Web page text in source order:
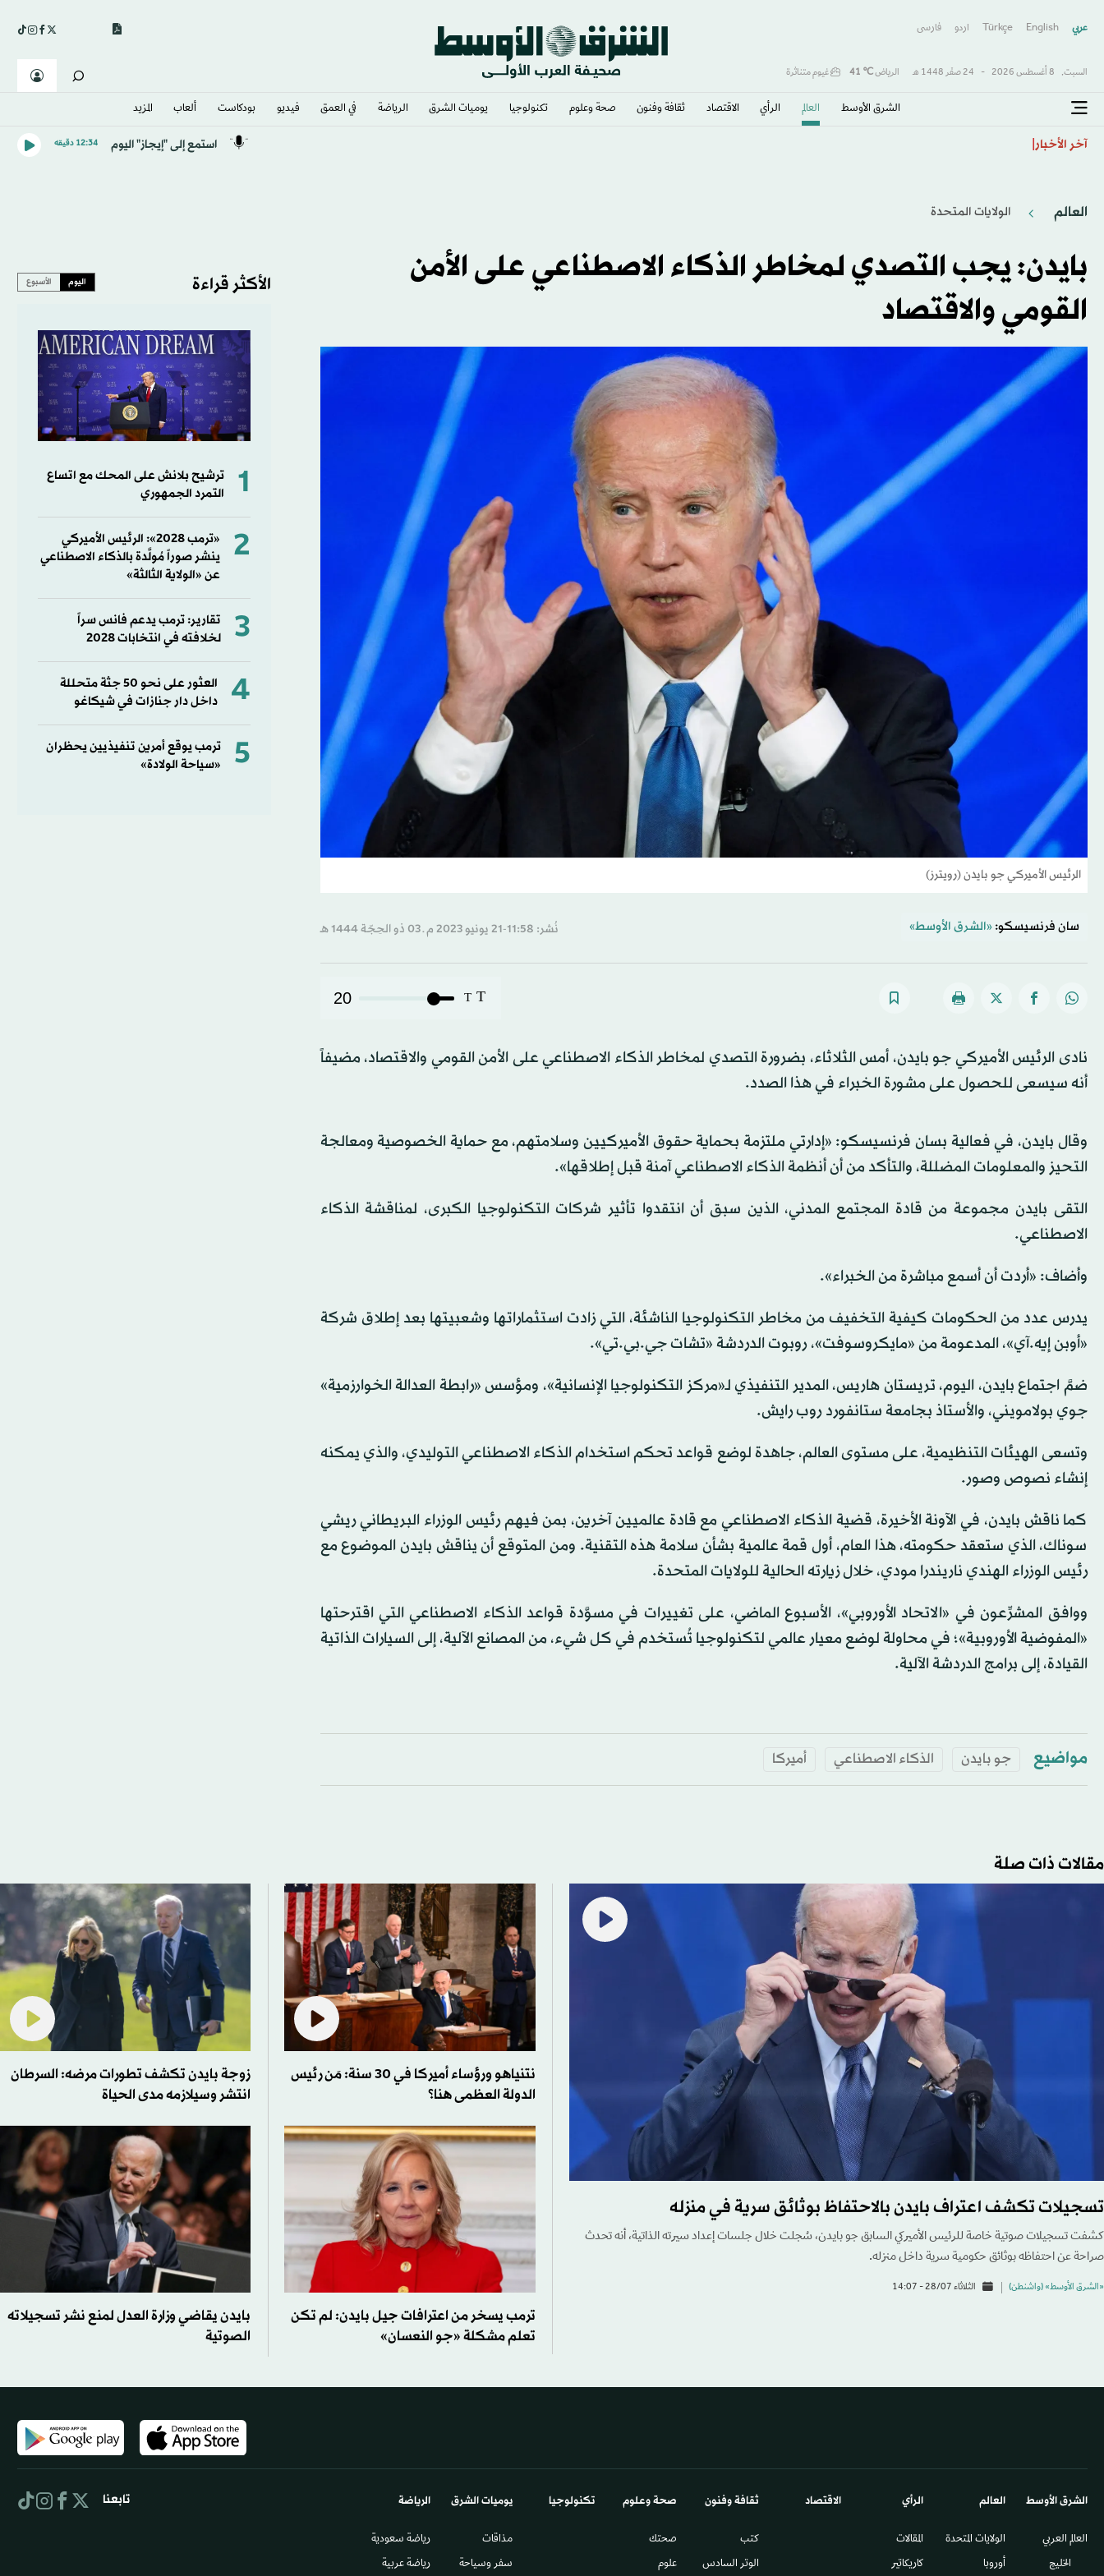
عربي English
Türkçe اردو فارسى
السبت, 8 أغسطس 2026 - 24 صفَر 1448 هـ الرياض℃
41 غيوم متناثرة
الشرق الأوسط​ العالم الرأي الاقتصاد ثقافة وفنون صحة وعلوم تكنولوجيا يوميات الشرق​ الرياضة في العمق فيديو بودكاست ألعاب المزيد
آخر الأخبار استمع إلى "إيجاز" اليوم 12:34 دقيقه
العالم الولايات المتحدة​
بايدن: يجب التصدي لمخاطر الذكاء الاصطناعي على الأمن
القومي والاقتصاد
الرئيس الأميركي جو بايدن (رويترز)
سان فرنسيسكو: «الشرق الأوسط» نُشر: 11:58-21 يونيو 2023 م ـ 03 ذو الحِجّة 1444 هـ
T
T
20
نادى الرئيس الأميركي جو بايدن، أمس الثلاثاء، بضرورة التصدي لمخاطر الذكاء الاصطناعي على الأمن القومي والاقتصاد، مضيفاً
أنه سيسعى للحصول على مشورة الخبراء في هذا الصدد.
وقال بايدن، في فعالية بسان فرنسيسكو: «إدارتي ملتزمة بحماية حقوق الأميركيين وسلامتهم، مع حماية الخصوصية ومعالجة
التحيز والمعلومات المضللة، والتأكد من أن أنظمة الذكاء الاصطناعي آمنة قبل إطلاقها».
التقى بايدن مجموعة من قادة المجتمع المدني، الذين سبق أن انتقدوا تأثير شركات التكنولوجيا الكبرى، لمناقشة الذكاء
الاصطناعي.
وأضاف: «أردت أن أسمع مباشرة من الخبراء».
يدرس عدد من الحكومات كيفية التخفيف من مخاطر التكنولوجيا الناشئة، التي زادت استثماراتها وشعبيتها بعد إطلاق شركة
«أوبن إيه.آي»، المدعومة من «مايكروسوفت»، روبوت الدردشة «تشات جي.بي.تي».
ضمَّ اجتماع بايدن، اليوم، تريستان هاريس، المدير التنفيذي لـ«مركز التكنولوجيا الإنسانية»، ومؤسس «رابطة العدالة الخوارزمية»
جوي بولامويني، والأستاذ بجامعة ستانفورد روب رايش.
وتسعى الهيئات التنظيمية، على مستوى العالم، جاهدة لوضع قواعد تحكم استخدام الذكاء الاصطناعي التوليدي، والذي يمكنه
إنشاء نصوص وصور.
كما ناقش بايدن، في الآونة الأخيرة، قضية الذكاء الاصطناعي مع قادة عالميين آخرين، بمن فيهم رئيس الوزراء البريطاني ريشي
سوناك، الذي ستعقد حكومته، هذا العام، أول قمة عالمية بشأن سلامة هذه التقنية. ومن المتوقع أن يناقش بايدن الموضوع مع
رئيس الوزراء الهندي ناريندرا مودي، خلال زيارته الحالية للولايات المتحدة.
ووافق المشرِّعون في «الاتحاد الأوروبي»، الأسبوع الماضي، على تغييرات في مسوَّدة قواعد الذكاء الاصطناعي التي اقترحتها
«المفوضية الأوروبية»؛ في محاولة لوضع معيار عالمي لتكنولوجيا تُستخدم في كل شيء، من المصانع الآلية، إلى السيارات الذاتية
القيادة، إلى برامج الدردشة الآلية.
مواضيع جو بايدن الذكاء الاصطناعي أميركا
الأكثر قراءة اليوم الأسبوع
1
ترشيح بلانش على المحك مع اتساع
التمرد الجمهوري
2
«ترمب 2028»: الرئيس الأميركي
ينشر صوراً مُولَّدة بالذكاء الاصطناعي
عن «الولاية الثالثة»
3
تقارير: ترمب يدعم فانس سراً
لخلافته في انتخابات 2028
4
العثور على نحو 50 جثة متحللة
داخل دار جنازات في شيكاغو
5
ترمب يوقع أمرين تنفيذيين يحظران
«سياحة الولادة»
مقالات ذات صلة
تسجيلات تكشف اعتراف بايدن بالاحتفاظ بوثائق سرية في منزله
كشفت تسجيلات صوتية خاصة للرئيس الأميركي السابق جو بايدن، سُجلت خلال جلسات إعداد سيرته الذاتية، أنه تحدث
صراحة عن احتفاظه بوثائق حكومية سرية داخل منزله.
«الشرق الأوسط» (واشنطن) الثلاثاء 28/07 - 14:07
نتنياهو ورؤساء أميركا في 30 سنة: مَن رئيس
الدولة العظمى هنا؟
زوجة بايدن تكشف تطورات مرضه: السرطان
انتشر وسيلازمه مدى الحياة
ترمب يسخر من اعترافات جيل بايدن: لم تكن
تعلم مشكلة «جو النعسان»
بايدن يقاضي وزارة العدل لمنع نشر تسجيلاته
الصوتية
الشرق الأوسط​
العالم العربي
الخليج
العالم
الولايات المتحدة
أوروبا
الرأي
المقالات
كاريكاتير
الاقتصاد ثقافة وفنون
كتب
الوتر السادس​
صحة وعلوم
صحتك
علوم
تكنولوجيا يوميات الشرق​
مذاقات
سفر وسياحة
الرياضة
رياضة سعودية
رياضة عربية
تابعنا